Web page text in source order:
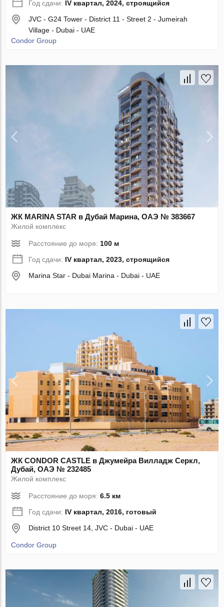
Год сдачи: IV квартал, 2024, строящийся
JVC - G24 Tower - District 11 - Street 2 - Jumeirah
Village - Dubai - UAE
Condor Group
ЖК MARINA STAR в Дубай Марина, ОАЭ № 383667
Жилой комплекс
Расстояние до моря: 100 м
Год сдачи: IV квартал, 2023, строящийся
Marina Star - Dubai Marina - Dubai - UAE
ЖК CONDOR CASTLE в Джумейра Вилладж Серкл,
Дубай, ОАЭ № 232485
Жилой комплекс
Расстояние до моря:6.5 км
Год сдачи: IV квартал, 2016, готовый
District 10 Street 14, JVC - Dubai - UAE
Condor Group